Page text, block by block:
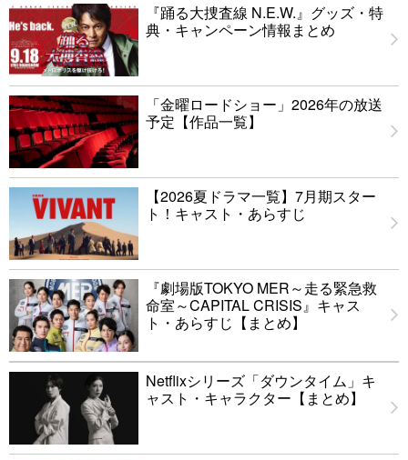
『踊る大捜査線 N.E.W.』グッズ・特
典・キャンペーン情報まとめ
「金曜ロードショー」2026年の放送
予定【作品一覧】
【2026夏ドラマ一覧】7月期スター
ト！キャスト・あらすじ
『劇場版TOKYO MER～走る緊急救
命室～CAPITAL CRISIS』キャス
ト・あらすじ【まとめ】
Netflixシリーズ「ダウンタイム」キ
ャスト・キャラクター【まとめ】